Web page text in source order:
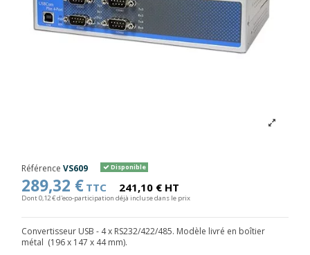
Référence VS609 Disponible
289,32 € TTC 241,10 € HT
Dont 0,12 € d'eco-participation déjà incluse dans le prix
Convertisseur USB - 4 x RS232/422/485. Modèle livré en boîtier
métal (196 x 147 x 44 mm).